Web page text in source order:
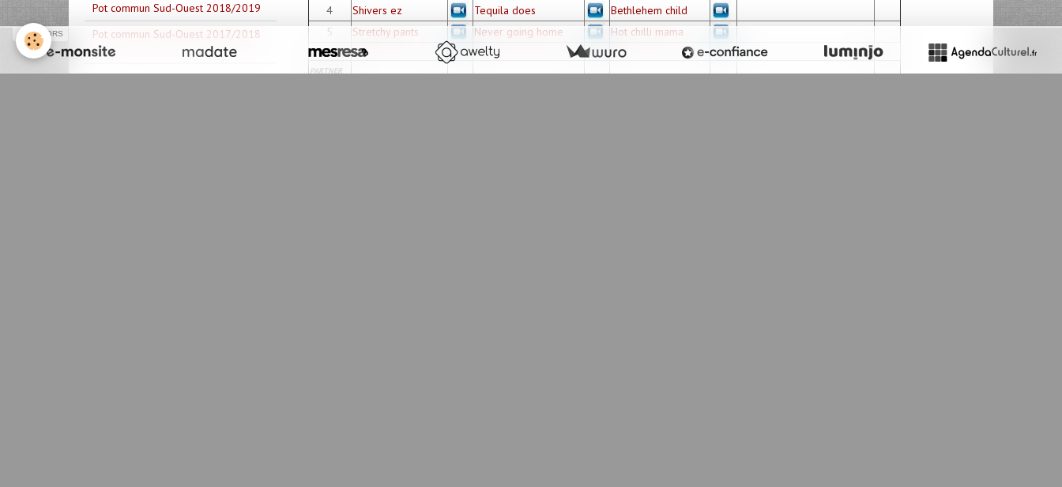
4
Shivers ez Tequila does
Bethlehem child
5
Stretchy pants Never going home Hot chilli mama
PARTNER
Pot commun Sud-Ouest 2018/2019
Pot commun Sud-Ouest 2017/2018
SPONSORS